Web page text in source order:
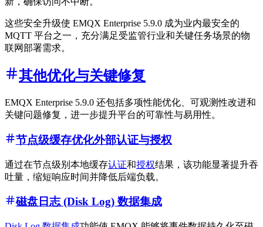
这些安全升级使 EMQX Enterprise 5.9.0 成为业内最安全的
MQTT 平台之一，充分满足受监管行业和关键任务场景的物
联网部署需求。
其他优化与关键修复
EMQX Enterprise 5.9.0 还包括多项性能优化、可观测性改进和
关键问题修复，进一步提升平台的可靠性与易用性。
节点级缓存优化外部认证与授权
通过在节点级别本地缓存认证和授权结果，该功能显著提升吞
吐量，缩短响应时间并降低后端负载。
磁盘日志 (Disk Log) 数据集成